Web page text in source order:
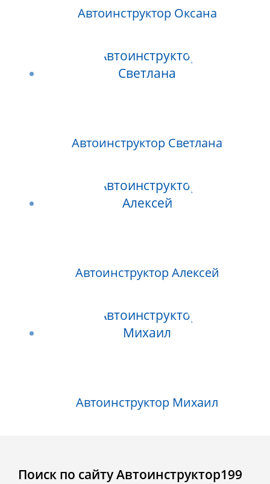
Автоинструктор Оксана
Автоинструктор Светлана
Автоинструктор Алексей
Автоинструктор Михаил
Поиск по сайту Автоинструктор199